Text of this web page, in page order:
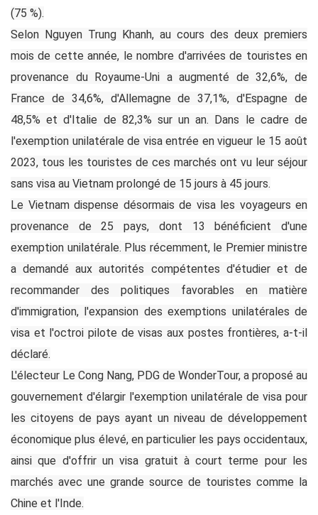
(75 %).
Selon Nguyen Trung Khanh, au cours des deux premiers
mois de cette année, le nombre d'arrivées de touristes en
provenance du Royaume-Uni a augmenté de 32,6%, de
France de 34,6%, d'Allemagne de 37,1%, d'Espagne de
48,5% et d'Italie de 82,3% sur un an. Dans le cadre de
l'exemption unilatérale de visa entrée en vigueur le 15 août
2023, tous les touristes de ces marchés ont vu leur séjour
sans visa au Vietnam prolongé de 15 jours à 45 jours.
Le Vietnam dispense désormais de visa les voyageurs en
provenance de 25 pays, dont 13 bénéficient d'une
exemption unilatérale. Plus récemment, le Premier ministre
a demandé aux autorités compétentes d'étudier et de
recommander des politiques favorables en matière
d'immigration, l'expansion des exemptions unilatérales de
visa et l'octroi pilote de visas aux postes frontières, a-t-il
déclaré.
L'électeur Le Cong Nang, PDG de WonderTour, a proposé au
gouvernement d'élargir l'exemption unilatérale de visa pour
les citoyens de pays ayant un niveau de développement
économique plus élevé, en particulier les pays occidentaux,
ainsi que d'offrir un visa gratuit à court terme pour les
marchés avec une grande source de touristes comme la
Chine et l'Inde.